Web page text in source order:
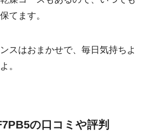
てます。
スはおまかせで、毎日気持ちよ
。
の口コミや評判